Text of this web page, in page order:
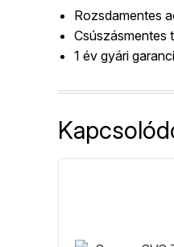
Rozsdamentes
Csúszásmentes
1 év gyári